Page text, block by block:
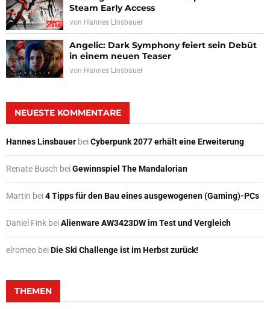
Steam Early Access
von Hannes Linsbauer
Angelic: Dark Symphony feiert sein Debüt
in einem neuen Teaser
von Hannes Linsbauer
NEUESTE KOMMENTARE
Hannes Linsbauer beiCyberpunk 2077 erhält eine Erweiterung
Renate Busch beiGewinnspiel The Mandalorian
Martin bei4 Tipps für den Bau eines ausgewogenen (Gaming)-PCs
Daniel Fink beiAlienware AW3423DW im Test und Vergleich
elromeo beiDie Ski Challenge ist im Herbst zurück!
THEMEN